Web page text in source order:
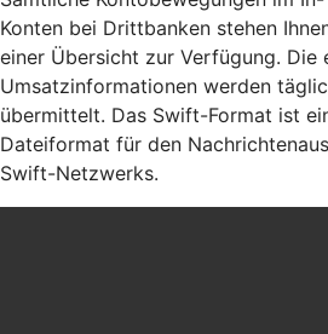
Konten bei Drittbanken stehen
einer Übersicht zur Verfügung. Die
Umsatzinformationen werden
übermittelt. Das Swift-Format ist
Dateiformat für den
Swift-Netzwerks.